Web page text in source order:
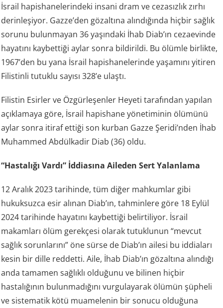
İsrail hapishanelerindeki insani dram ve cezasızlık zırhı
derinleşiyor. Gazze’den gözaltına alındığında hiçbir sağlık
sorunu bulunmayan 36 yaşındaki İhab Diab’ın cezaevinde
hayatını kaybettiği aylar sonra bildirildi. Bu ölümle birlikte,
1967’den bu yana İsrail hapishanelerinde yaşamını yitiren
Filistinli tutuklu sayısı 328’e ulaştı.
Filistin Esirler ve Özgürleşenler Heyeti tarafından yapılan
açıklamaya göre, İsrail hapishane yönetiminin ölümünü
aylar sonra itiraf ettiği son kurban Gazze Şeridi’nden İhab
Muhammed Abdülkadir Diab (36) oldu.
“Hastalığı Vardı” İddiasına Aileden Sert Yalanlama
12 Aralık 2023 tarihinde, tüm diğer mahkumlar gibi
hukuksuzca esir alınan Diab’ın, tahminlere göre 18 Eylül
2024 tarihinde hayatını kaybettiği belirtiliyor. İsrail
makamları ölüm gerekçesi olarak tutuklunun “mevcut
sağlık sorunlarını” öne sürse de Diab’ın ailesi bu iddiaları
kesin bir dille reddetti. Aile, İhab Diab’ın gözaltına alındığı
anda tamamen sağlıklı olduğunu ve bilinen hiçbir
hastalığının bulunmadığını vurgulayarak ölümün şüpheli
ve sistematik kötü muamelenin bir sonucu olduğuna